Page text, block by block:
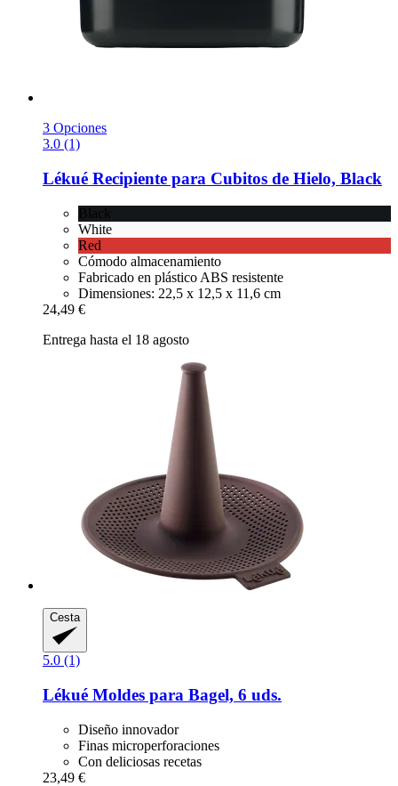
3 Opciones
3.0 (1)
Lékué Recipiente para Cubitos de Hielo, Black
Black
White
Red
Cómodo almacenamiento
Fabricado en plástico ABS resistente
Dimensiones: 22,5 x 12,5 x 11,6 cm
24,49 €
Entrega hasta el 18 agosto
Cesta
5.0 (1)
Lékué Moldes para Bagel, 6 uds.
Diseño innovador
Finas microperforaciones
Con deliciosas recetas
23,49 €